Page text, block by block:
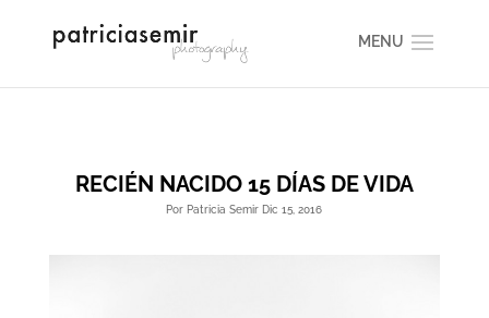
RECIÉN NACIDO 15 DÍAS DE VIDA
Por Patricia Semir Dic 15, 2016